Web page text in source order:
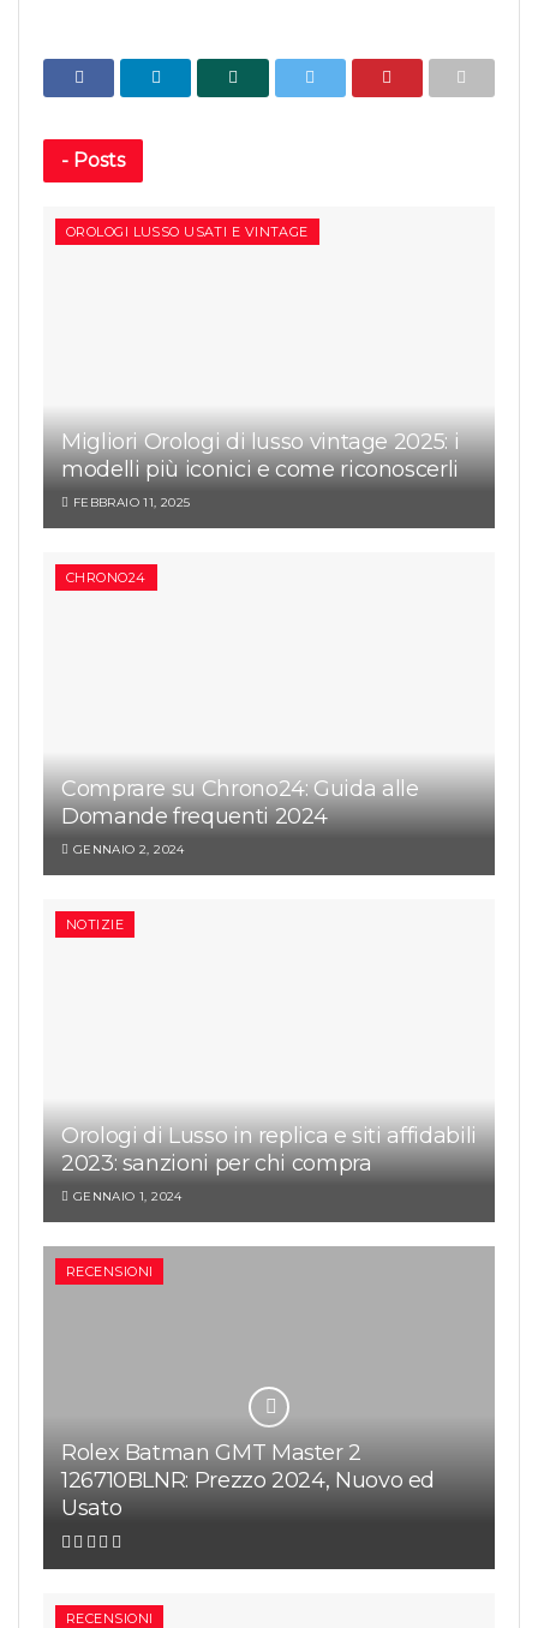
- Posts
OROLOGI LUSSO USATI E VINTAGE
Migliori Orologi di lusso vintage 2025: i
modelli più iconici e come riconoscerli
FEBBRAIO 11, 2025
CHRONO24
Comprare su Chrono24: Guida alle
Domande frequenti 2024
GENNAIO 2, 2024
NOTIZIE
Orologi di Lusso in replica e siti affidabili
2023: sanzioni per chi compra
GENNAIO 1, 2024
RECENSIONI
Rolex Batman GMT Master 2
126710BLNR: Prezzo 2024, Nuovo ed
Usato
RECENSIONI